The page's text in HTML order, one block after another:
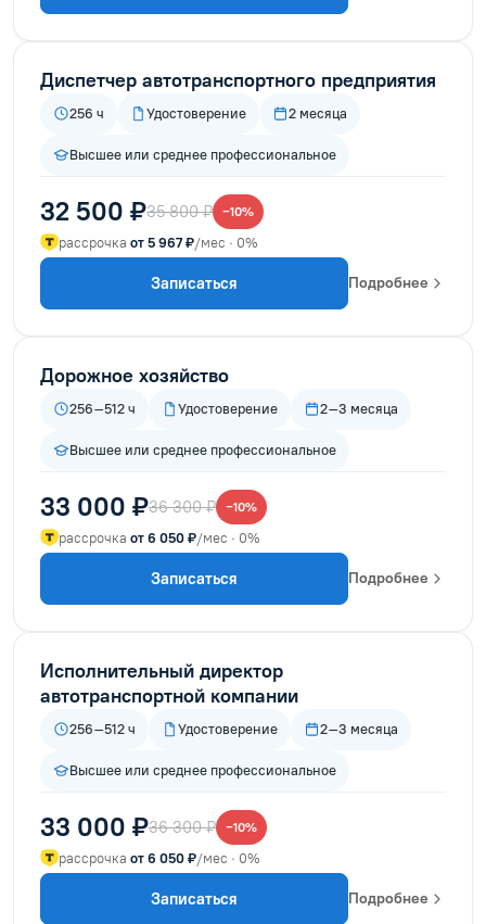
Диспетчер автотранспортного предприятия
256 ч Удостоверение 2 месяца
Высшее или среднее профессиональное
32 500 ₽35 800 ₽ −10%
рассрочка от 5 967 ₽/мес · 0%
Записаться Подробнее
Дорожное хозяйство
256–512 ч Удостоверение 2–3 месяца
Высшее или среднее профессиональное
33 000 ₽36 300 ₽ −10%
рассрочка от 6 050 ₽/мес · 0%
Записаться Подробнее
Исполнительный директор
автотранспортной компании
256–512 ч Удостоверение 2–3 месяца
Высшее или среднее профессиональное
33 000 ₽36 300 ₽ −10%
рассрочка от 6 050 ₽/мес · 0%
Записаться Подробнее